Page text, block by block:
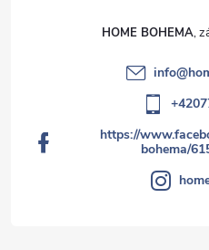
HOME BOHEMA
info@
https://
bohema/